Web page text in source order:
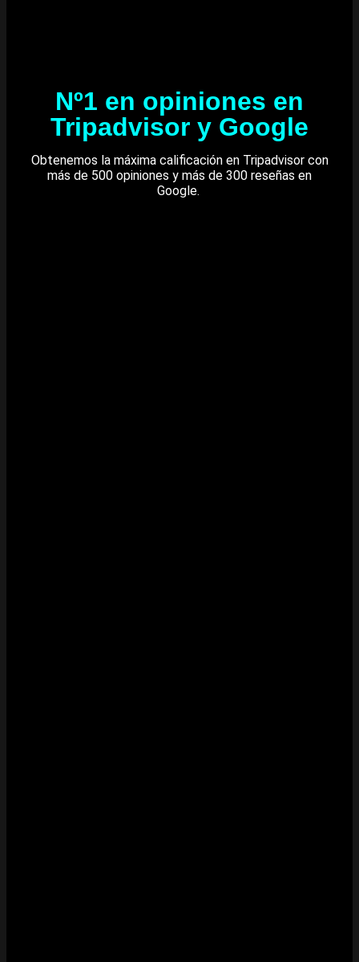
Nº1 en opiniones en
Tripadvisor y Google
Obtenemos la máxima calificación en Tripadvisor con
más de 500 opiniones y más de 300 reseñas en
Google.